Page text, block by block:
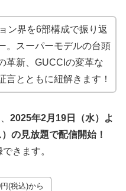
ン界を6部構成で振り返
。スーパーモデルの台頭
革新、GUCCIの変革な
言とともに紐解きます！
2025年2月19日（水）よ
の見放題で配信開始！
きます。
(税込)から